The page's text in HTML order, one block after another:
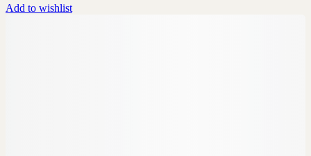
Add to wishlist